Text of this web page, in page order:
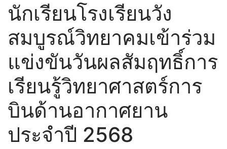
คณิตศาสตร์
วิทยาศาสตร์และเทคโนโลยี
สังคมศึกษา ศาสนา และวัฒนธรรม
ภาษาต่างประเทศ
สุขศึกษาและพลศึกษา
ศิลปะ
การงานอาชีพ
หลักสูตรและการเรียนการสอน
หลักสูตรสถานศึกษา
แผนการเรียน
SAR
SAR 2567
นักเรียนโรงเรียนวัง
สมบูรณ์วิทยาคมเข้าร่วม
แข่งขันวันผลสัมฤทธิ์การ
เรียนรู้วิทยาศาสตร์การ
บินด้านอากาศยาน
ประจำปี 2568